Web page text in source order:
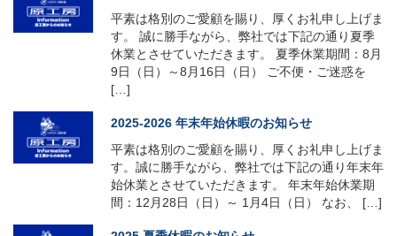
平素は格別のご愛顧を賜り、厚くお礼申し上げま
す。 誠に勝手ながら、弊社では下記の通り夏季
休業とさせていただきます。 夏季休業期間：8月
9日（日）～8月16日（日） ご不便・ご迷惑を
[…]
2025-2026 年末年始休暇のお知らせ
平素は格別のご愛顧を賜り、厚くお礼申し上げま
す。誠に勝手ながら、弊社では下記の通り年末年
始休業とさせていただきます。 年末年始休業期
間：12月28日（日）～ 1月4日（日） なお、 […]